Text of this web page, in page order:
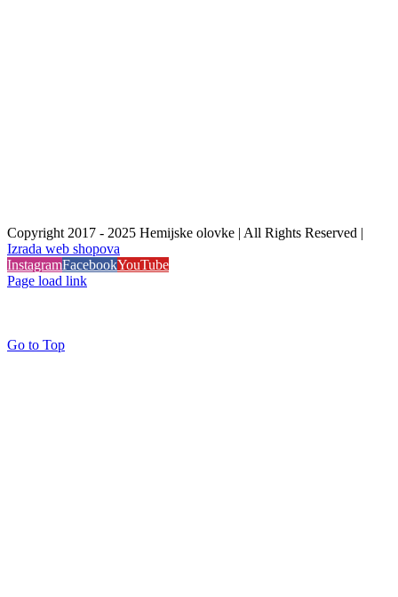
Copyright 2017 - 2025 Hemijske olovke | All Rights Reserved |
Izrada web shopova
InstagramFacebookYouTube
Page load link
Go to Top